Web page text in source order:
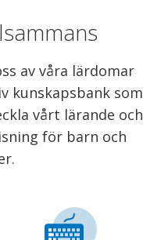
av våra lärdomar
kunskapsbank som
vårt lärande och
för barn och